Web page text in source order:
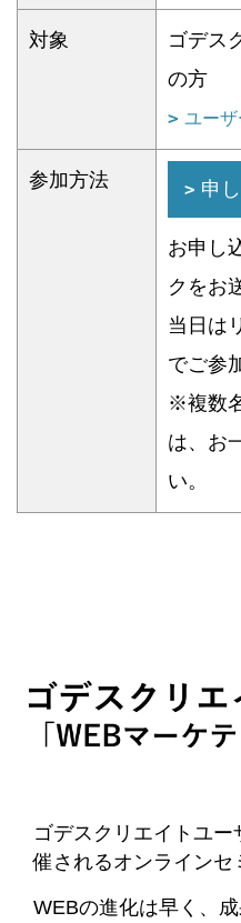
対象
ゴデス
の方
ユー
参加方法 申
お申し
クをお
当日は
でご参
※複数
は、お
い。
ゴデスクリエイトユ
催されるオンラインセ
WEBの進化は早く、